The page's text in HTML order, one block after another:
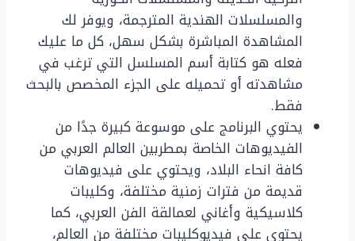
والمسلسلات الهندية المترجمة، ويوفر لك
المشاهدة المباشرة بشكل سهل، كل ما عليك
فعله هو كتابة أسم المسلسل التي ترغب في
مشاهدته أو تحميله على الجزء المخصص بالبحث
فقط.
يحتوي البرنامج على موسوعة كبيرة جدًا من
الفيديوهات الخاصة بمطربين العالم العربي من
كافة انحاء البلاد، ويحتوي على فيديوهات
قديمة من فترات زمنية مختلفة، وكليبات
كلاسيكية وأغاني لعمالقة الفن العربي، كما
يحتوي على فيديوكليبات مختلفة من العالم،